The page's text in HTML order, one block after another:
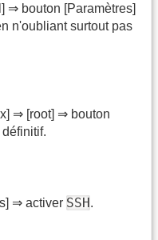
⇒ bouton [Paramètres]
n'oubliant surtout pas
⇒ [root] ⇒ bouton
⇒ activer SSH.